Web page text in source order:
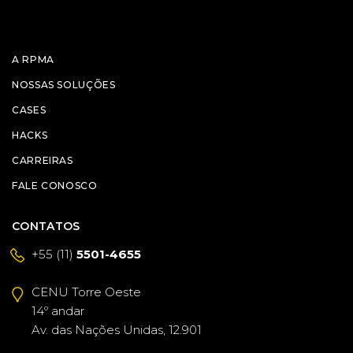
A RPMA
NOSSAS SOLUÇÕES
CASES
HACKS
CARREIRAS
FALE CONOSCO
CONTATOS
+55 (11) 5501-4655
CENU Torre Oeste
14º andar
Av. das Nações Unidas, 12.901